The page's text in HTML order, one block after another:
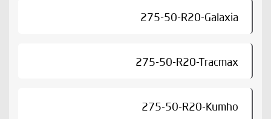
275-50-R20-Galaxia
275-50-R20-Tracmax
275-50-R20-Kumho